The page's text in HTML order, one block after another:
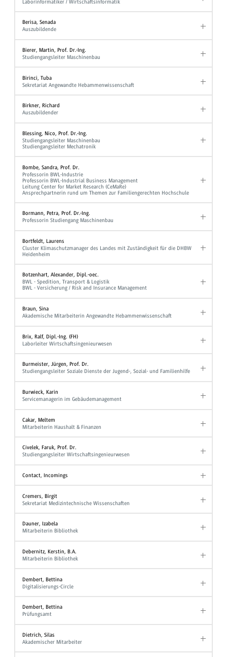
Laborinformatiker / Wirtschaftsinformatik
Berisa, Senada
Auszubildende
Bierer, Martin, Prof. Dr.-Ing.
Studiengangsleiter Maschinenbau
Birinci, Tuba
Sekretariat Angewandte Hebammenwissenschaft
Birkner, Richard
Auszubildender
Blessing, Nico, Prof. Dr.-Ing.
Studiengangsleiter Maschinenbau
Studiengangsleiter Mechatronik
Bombe, Sandra, Prof. Dr.
Professorin BWL-Industrie
Professorin BWL-Industrial Business Management
Leitung Center for Market Research (CeMaRe)
Ansprechpartnerin rund um Themen zur Familiengerechten Hochschule
Bormann, Petra, Prof. Dr.-Ing.
Professorin Studiengang Maschinenbau
Bortfeldt, Laurens
Cluster Klimaschutzmanager des Landes mit Zuständigkeit für die DHBW
Heidenheim
Botzenhart, Alexander, Dipl.-oec.
BWL - Spedition, Transport & Logistik
BWL - Versicherung / Risk and Insurance Management
Braun, Sina
Akademische Mitarbeiterin Angewandte Hebammenwissenschaft
Brix, Ralf, Dipl.-Ing. (FH)
Laborleiter Wirtschaftsingenieurwesen
Burmeister, Jürgen, Prof. Dr.
Studiengangsleiter Soziale Dienste der Jugend-, Sozial- und Familienhilfe
Burwieck, Karin
Servicemanagerin im Gebäudemanagement
Cakar, Meltem
Mitarbeiterin Haushalt & Finanzen
Civelek, Faruk, Prof. Dr.
Studiengangsleiter Wirtschaftsingenieurwesen
Contact, Incomings
Cremers, Birgit
Sekretariat Medizintechnische Wissenschaften
Dauner, Izabela
Mitarbeiterin Bibliothek
Debernitz, Kerstin, B.A.
Mitarbeiterin Bibliothek
Dembert, Bettina
Digitalisierungs-Circle
Dembert, Bettina
Prüfungsamt
Dietrich, Silas
Akademischer Mitarbeiter